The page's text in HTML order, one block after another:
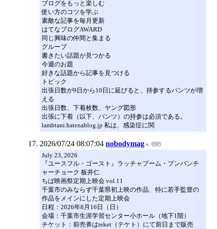
ブログをもっと楽しむ
使い方のコツを学ぶ
素敵な記事を毎月更新
はてなブログAWARD
同じ興味の仲間と集まる
グループ
書きたい話題が見つかる
今週のお題
好きな話題から記事を見つける
トピック
出張日数が9日から10日に延びると、持参するパンツが増
える
出張日数、下着枚数、ヤング図形
出張に下着（以下、パンツ）の持参は必須である。
lambtani.hatenablog.jp 私は、感染症に関
2026/07/24 08:07:04 nobodymag
July 23, 2026
『ユースフル・ゴースト』ラッチャプーム・ブンバンチ
ャーチョーク 板井仁
ちば映画祭定期上映会 vol.11
千葉市のみならず千葉県初上映の作品、特に若手監督の
作品をメインにした定期上映会
日程：2026年8月16日（日）
会場：千葉市生涯学習センター小ホール（地下1階）
チケット：前売券はteket（テケト）にて前日まで販売